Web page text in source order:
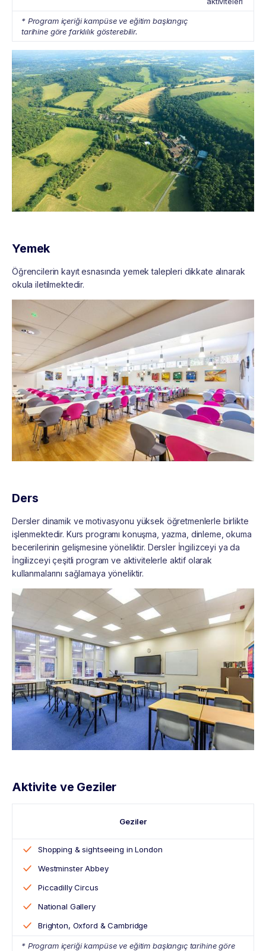
* Program içeriği kampüse ve eğitim başlangıç
tarihine göre farklılık gösterebilir.
Yemek
Öğrencilerin kayıt esnasında yemek talepleri dikkate alınarak
okula iletilmektedir.
Ders
Dersler dinamik ve motivasyonu yüksek öğretmenlerle birlikte
işlenmektedir. Kurs programı konuşma, yazma, dinleme, okuma
becerilerinin gelişmesine yöneliktir. Dersler İngilizceyi ya da
İngilizceyi çeşitli program ve aktivitelerle aktif olarak
kullanmalarını sağlamaya yöneliktir.
Aktivite ve Geziler
Geziler
Shopping & sightseeing in London
Westminster Abbey
Piccadilly Circus
National Gallery
Brighton, Oxford & Cambridge
* Program içeriği kampüse ve eğitim başlangıç tarihine göre